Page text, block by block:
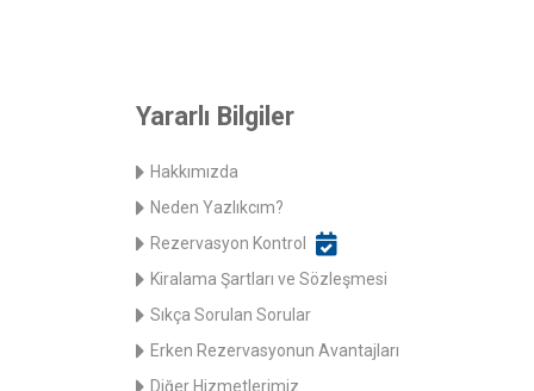
Yararlı Bilgiler
Hakkımızda
Neden Yazlıkcım?
Rezervasyon Kontrol
Kiralama Şartları ve Sözleşmesi
Sıkça Sorulan Sorular
Erken Rezervasyonun Avantajları
Diğer Hizmetlerimiz